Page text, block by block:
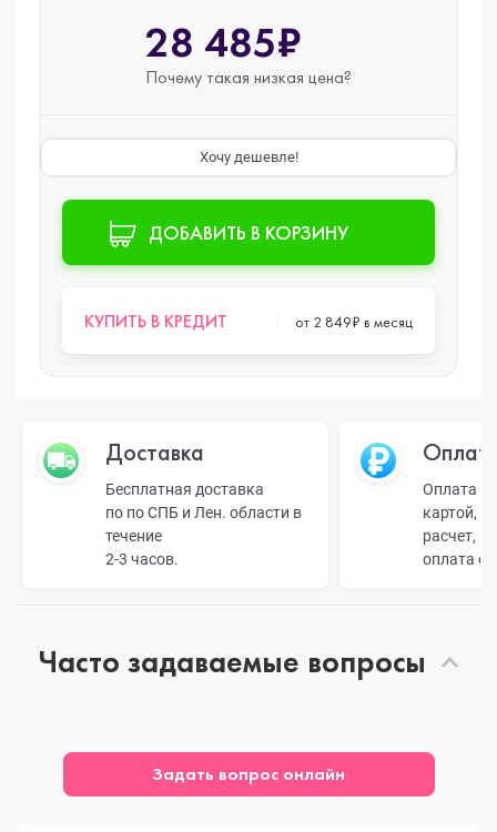
28 485₽
Почему такая низкая цена?
Хочу дешевле!
ДОБАВИТЬ В КОРЗИНУ
КУПИТЬ В КРЕДИТ от 2 849₽ в месяц
Доставка
Бесплатная доставка
по по СПБ и Лен. области в
течение
2-3 часов.
Оплата
картой,
расчет,
оплата
Часто задаваемые вопросы
Задать вопрос онлайн